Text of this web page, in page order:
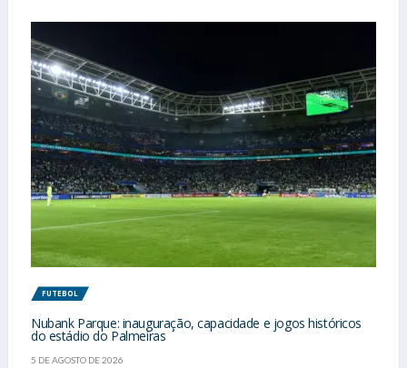
FUTEBOL
Nubank Parque: inauguração, capacidade e jogos históricos
do estádio do Palmeiras
5 DE AGOSTO DE 2026